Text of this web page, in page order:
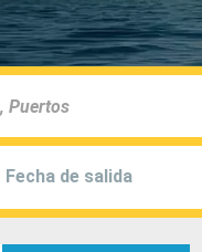
Fecha de salida